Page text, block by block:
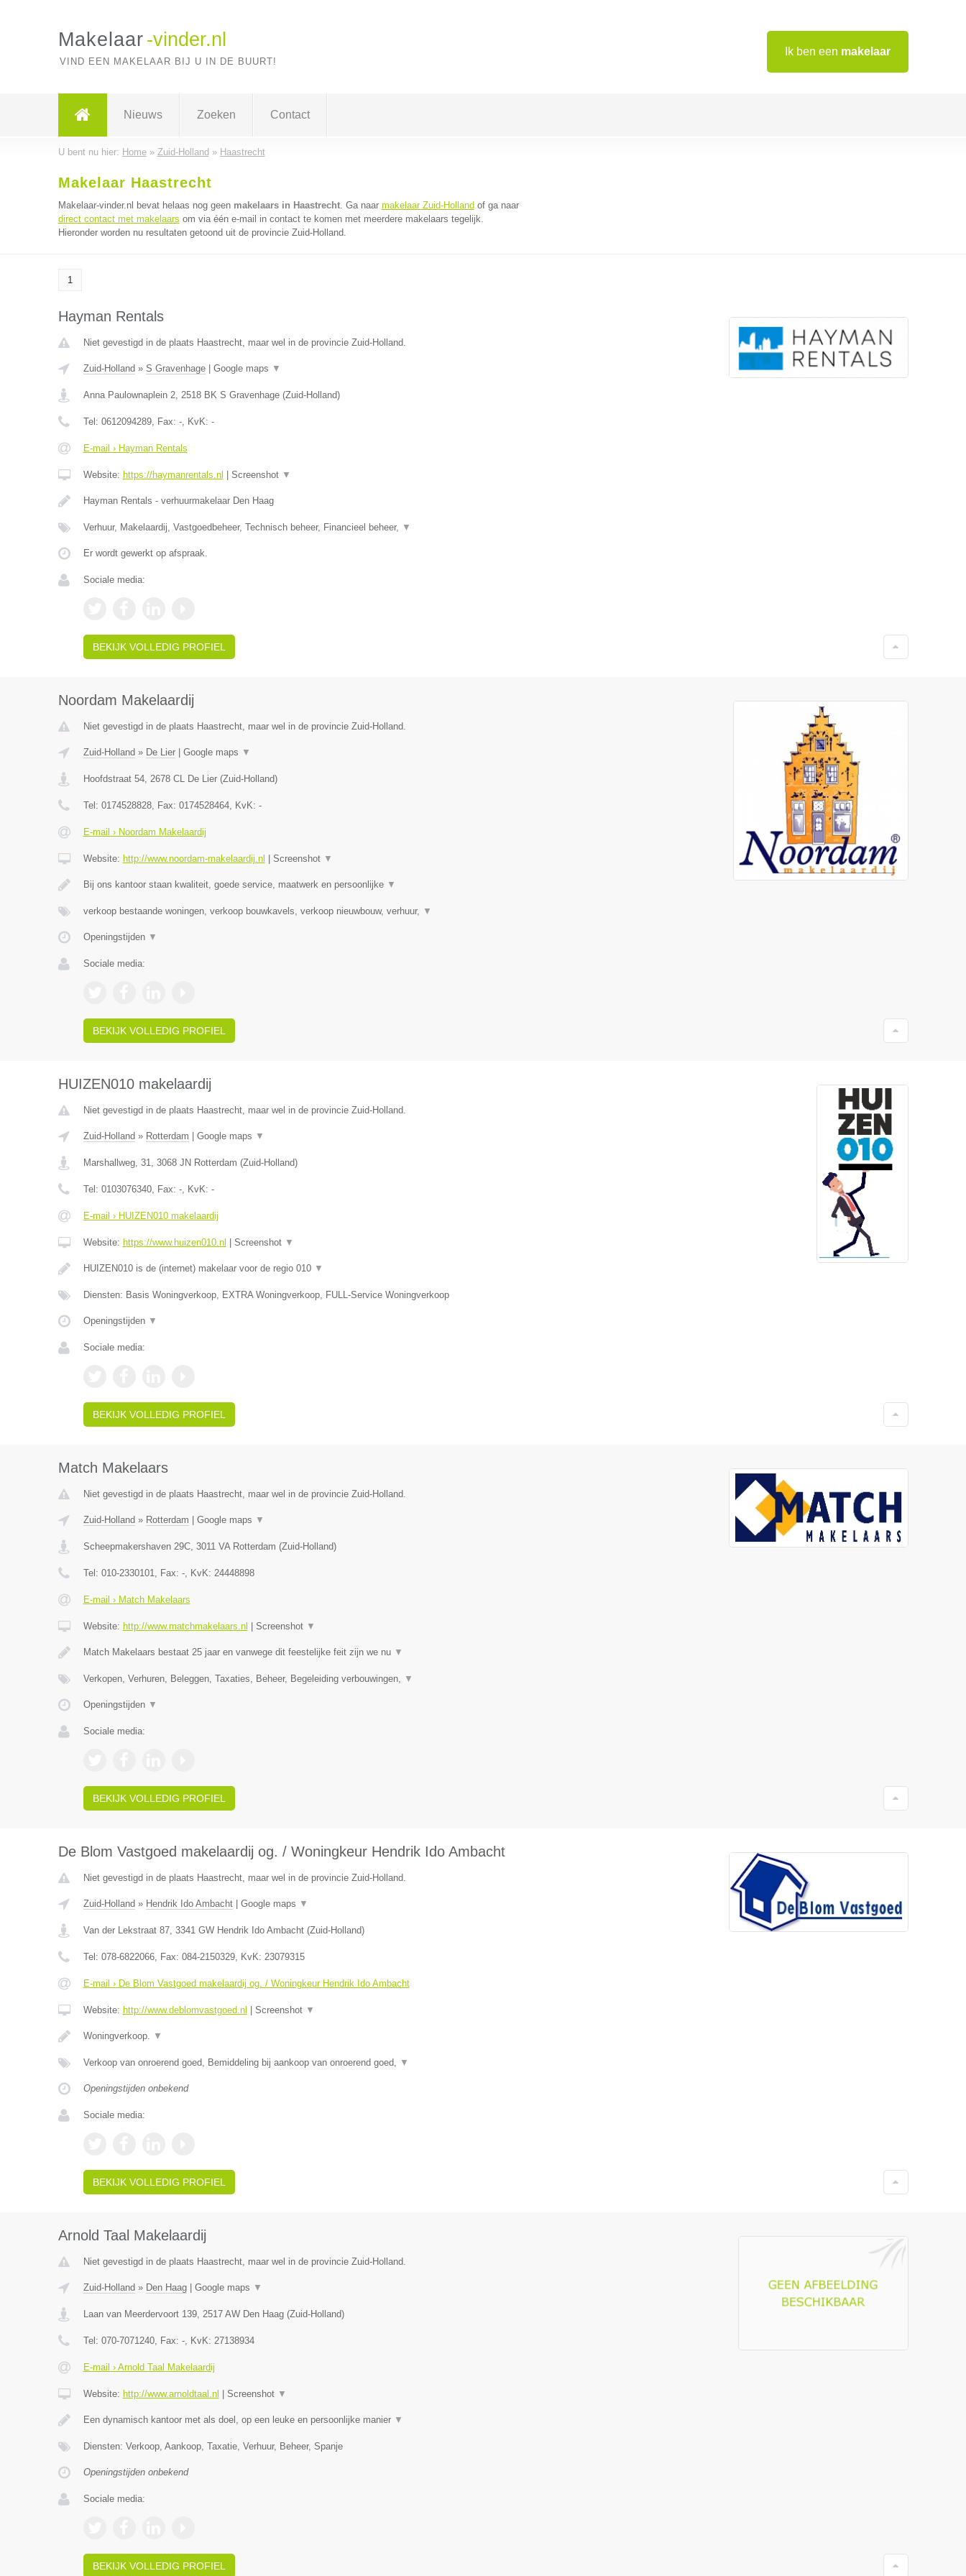
Ik ben een makelaar
Makelaar -vinder.nl
VIND EEN MAKELAAR BIJ U IN DE BUURT!
Nieuws Zoeken Contact
U bent nu hier: Home» Zuid-Holland » Haastrecht
Makelaar Haastrecht
Makelaar-vinder.nl bevat helaas nog geen makelaars in Haastrecht. Ga naar makelaar Zuid-Holland of ga naar
direct contact met makelaars om via één e-mail in contact te komen met meerdere makelaars tegelijk.
Hieronder worden nu resultaten getoond uit de provincie Zuid-Holland.
1
Hayman Rentals
Niet gevestigd in de plaats Haastrecht, maar wel in de provincie Zuid-Holland.
Zuid-Holland » S Gravenhage| Google maps ▼
Anna Paulownaplein 2, 2518 BK S Gravenhage(Zuid-Holland)
Tel: 0612094289, Fax: -, KvK: -
E-mail › Hayman Rentals
Website: https://haymanrentals.nl Screenshot ▼
Hayman Rentals - verhuurmakelaar Den Haag
Verhuur, Makelaardij, Vastgoedbeheer, Technisch beheer, Financieel beheer, ▼
Er wordt gewerkt op afspraak.
Sociale media:
BEKIJK VOLLEDIG PROFIEL
Noordam Makelaardij
Niet gevestigd in de plaats Haastrecht, maar wel in de provincie Zuid-Holland.
Zuid-Holland » De Lier| Google maps ▼
Hoofdstraat 54, 2678 CL De Lier(Zuid-Holland)
Tel: 0174528828, Fax: 0174528464, KvK: -
E-mail › Noordam Makelaardij
Website: http://www.noordam-makelaardij.nl Screenshot ▼
Bij ons kantoor staan kwaliteit, goede service, maatwerk en persoonlijke ▼
verkoop bestaande woningen, verkoop bouwkavels, verkoop nieuwbouw, verhuur, ▼
Openingstijden ▼
Sociale media:
BEKIJK VOLLEDIG PROFIEL
HUIZEN010 makelaardij
Niet gevestigd in de plaats Haastrecht, maar wel in de provincie Zuid-Holland.
Zuid-Holland » Rotterdam Google maps ▼
Marshallweg, 31, 3068 JN Rotterdam (Zuid-Holland)
Tel: 0103076340, Fax: -, KvK: -
E-mail › HUIZEN010 makelaardij
Website: https://www.huizen010.nl Screenshot ▼
HUIZEN010 is de (internet) makelaar voor de regio 010 ▼
Diensten: Basis Woningverkoop, EXTRA Woningverkoop, FULL-Service Woningverkoop
Openingstijden ▼
Sociale media:
BEKIJK VOLLEDIG PROFIEL
Match Makelaars
Niet gevestigd in de plaats Haastrecht, maar wel in de provincie Zuid-Holland.
Zuid-Holland » Rotterdam Google maps ▼
Scheepmakershaven 29C, 3011 VA Rotterdam (Zuid-Holland)
Tel: 010-2330101, Fax: -, KvK: 24448898
E-mail › Match Makelaars
Website: http://www.matchmakelaars.nl Screenshot ▼
Match Makelaars bestaat 25 jaar en vanwege dit feestelijke feit zijn we nu ▼
Verkopen, Verhuren, Beleggen, Taxaties, Beheer, Begeleiding verbouwingen, ▼
Openingstijden ▼
Sociale media:
BEKIJK VOLLEDIG PROFIEL
De Blom Vastgoed makelaardij og. / Woningkeur Hendrik Ido Ambacht
Niet gevestigd in de plaats Haastrecht, maar wel in de provincie Zuid-Holland.
Zuid-Holland » Hendrik Ido Ambacht| Google maps ▼
Van der Lekstraat 87, 3341 GW Hendrik Ido Ambacht(Zuid-Holland)
Tel: 078-6822066, Fax: 084-2150329, KvK: 23079315
E-mail › De Blom Vastgoed makelaardij og. / Woningkeur Hendrik Ido Ambacht
Website: http://www.deblomvastgoed.nl Screenshot ▼
Woningverkoop. ▼
Verkoop van onroerend goed, Bemiddeling bij aankoop van onroerend goed, ▼
Openingstijden onbekend
Sociale media:
BEKIJK VOLLEDIG PROFIEL
Arnold Taal Makelaardij
Niet gevestigd in de plaats Haastrecht, maar wel in de provincie Zuid-Holland.
Zuid-Holland » Den Haag| Google maps ▼
Laan van Meerdervoort 139, 2517 AW Den Haag(Zuid-Holland)
Tel: 070-7071240, Fax: -, KvK: 27138934
E-mail › Arnold Taal Makelaardij
Website: http://www.arnoldtaal.nl Screenshot ▼
Een dynamisch kantoor met als doel, op een leuke en persoonlijke manier ▼
Diensten: Verkoop, Aankoop, Taxatie, Verhuur, Beheer, Spanje
Openingstijden onbekend
Sociale media:
BEKIJK VOLLEDIG PROFIEL